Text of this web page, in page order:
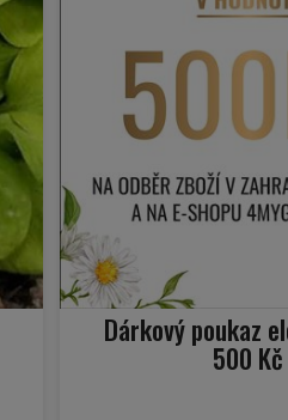
Dárkový poukaz
500 Kč